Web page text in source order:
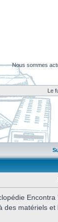
Nous sommes
Le
Encontra
des matériels et